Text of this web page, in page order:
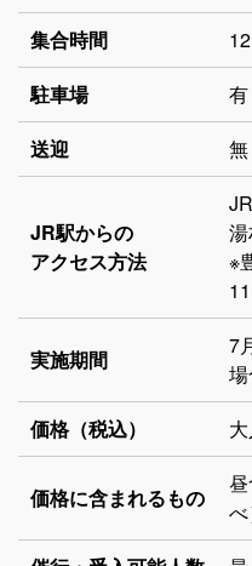
集合時間
駐車場
有
送迎
無
JR駅からの
アクセス方法
※
実施期間
7
場
価格（税込）
価格に含まれるもの